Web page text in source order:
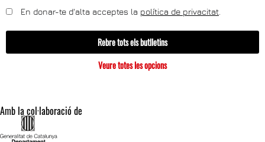
En donar-te d'alta acceptes la política de privacitat
Rebre tots els butlletins
Veure totes les opcions
Amb la col·laboració de